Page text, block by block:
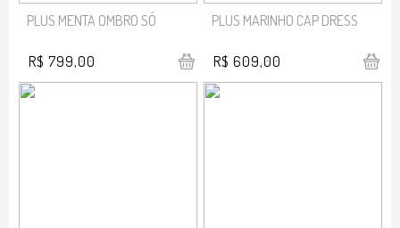
PLUS MENTA OMBRO SÓ
R$ 799,00
PLUS MARINHO CAP DRESS
R$ 609,00